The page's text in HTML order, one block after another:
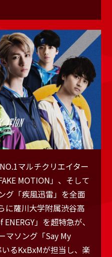
マルチクリエイター
MOTION」、そして
グ「疾風迅雷」を全面
に薩川大学附属渋谷高
」を超特急が、
マソング「Say My
るKxBxMが担当し、楽